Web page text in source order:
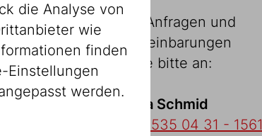
Konkrete Anfragen und
Terminvereinbarungen
richten Sie bitte an:
Dr. Daniela Schmid
+43 1 535 04 31 - 1561
die Analyse von
wie
finden
Einstellungen
werden.